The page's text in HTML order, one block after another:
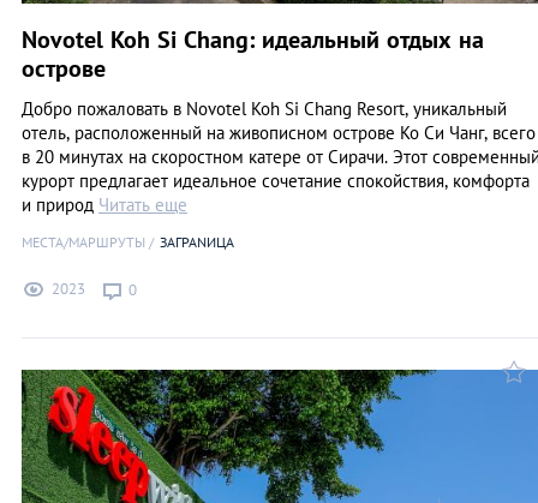
Novotel Koh Si Chang: идеальный отдых на
острове
Добро пожаловать в Novotel Koh Si Chang Resort, уникальный
отель, расположенный на живописном острове Ко Си Чанг, всего
в 20 минутах на скоростном катере от Сирачи. Этот
курорт предлагает идеальное сочетание спокойствия, комфорта
и природ Читать еще
МЕСТА/МАРШРУТЫ ЗАГРАNИЦА
2023 0